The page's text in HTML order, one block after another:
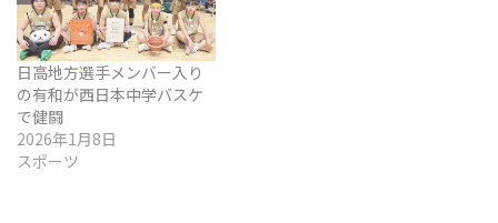
日高地方選手メンバー入り
の有和が西日本中学バスケ
で健闘
2026年1月8日
スポーツ